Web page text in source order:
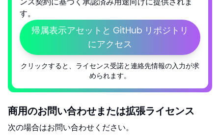
す。
帰属表示アセットと GitHub リポジトリ
にアクセス
クリックすると、ライセンス受諾と連絡先情報の入力が求
められます。
商用のお問い合わせまたは拡張ライセンス
次の場合はお問い合わせください。